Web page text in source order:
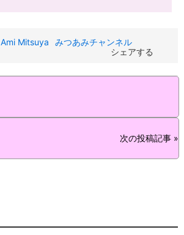
Ami Mitsuya
みつあみチャンネル
シェアする
次の投稿記事 »